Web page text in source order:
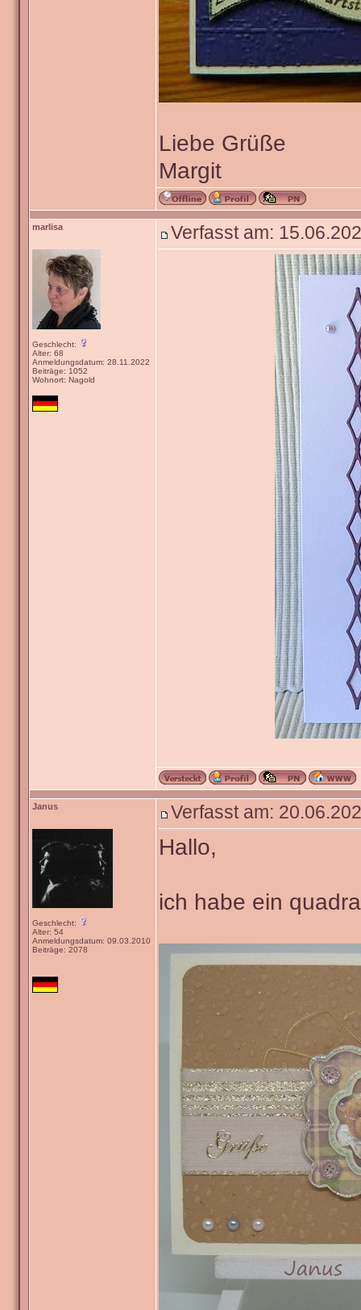
Liebe Grüße
Margit
marlisa
Geschlecht:
Alter: 68
Anmeldungsdatum: 28.11.2022
Beiträge: 1052
Wohnort: Nagold
Verfasst am:
Janus
Geschlecht:
Alter: 54
Anmeldungsdatum: 09.03.2010
Beiträge: 2078
Verfasst am:
Hallo,
ich habe ein